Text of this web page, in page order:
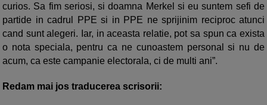
curios. Sa fim seriosi, si doamna Merkel si eu suntem sefi de
partide in cadrul PPE si in PPE ne sprijinim reciproc atunci
cand sunt alegeri. Iar, in aceasta relatie, pot sa spun ca exista
o nota speciala, pentru ca ne cunoastem personal si nu de
acum, ca este campanie electorala, ci de multi ani”.
Redam mai jos traducerea scrisorii: